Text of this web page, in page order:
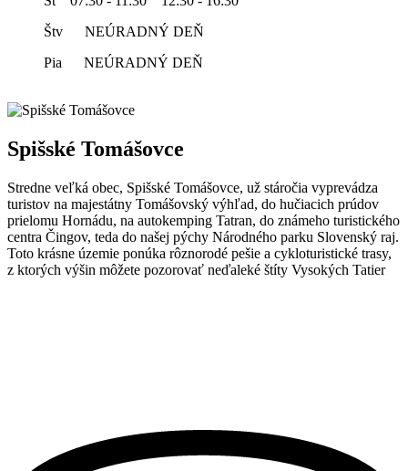
Štv NEÚRADNÝ DEŇ
Pia NEÚRADNÝ DEŇ
Spišské Tomášovce
Stredne veľká obec, Spišské Tomášovce, už stáročia vyprevádza
turistov na majestátny Tomášovský výhľad, do hučiacich prúdov
prielomu Hornádu, na autokemping Tatran, do známeho turistického
centra Čingov, teda do našej pýchy Národného parku Slovenský raj.
Toto krásne územie ponúka rôznorodé pešie a cykloturistické trasy,
z ktorých výšin môžete pozorovať neďaleké štíty Vysokých Tatier